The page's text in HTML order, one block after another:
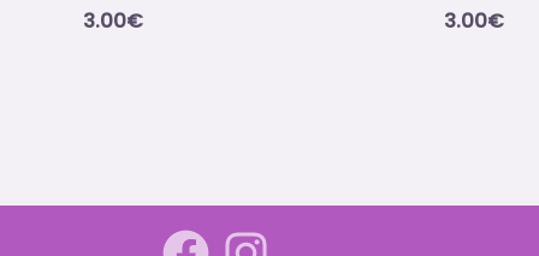
3.00€ 3.00€